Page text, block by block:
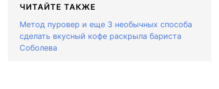
ЧИТАЙТЕ ТАКЖЕ
Метод пуровер и еще 3 необычных способа
сделать вкусный кофе раскрыла бариста
Соболева